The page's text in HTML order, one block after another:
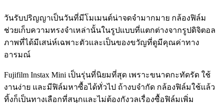
วันรับปริญญาเป็นวันที่มีโมเมนต์น่าจดจำมากมาย กล้องฟิล์ม
ช่วยเก็บความทรงจำเหล่านั้นในรูปแบบที่แตกต่างจากรูปดิจิตอล
ภาพที่ได้มีเสน่ห์เฉพาะตัวและเป็นของขวัญที่ดูมีคุณค่าทาง
อารมณ์
Fujifilm Instax Mini เป็นรุ่นที่นิยมที่สุด เพราะขนาดกะทัดรัด ใช้
งานง่าย และมีฟิล์มหาซื้อได้ทั่วไป ถ้างบจำกัด กล้องฟิล์มใช้แล้ว
ทิ้งก็เป็นทางเลือกที่สนุกและไม่ต้องกังวลเรื่องซื้อฟิล์มเพิ่ม